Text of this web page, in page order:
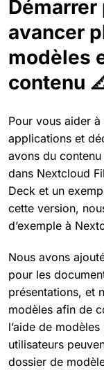
Démarrer
avancer
modèles
contenu
Pour vous aider
applications et
avons du
dans Nextcloud
Deck et un
cette version,
d’exemple à
Nous avons
pour les
présentations, et
modèles afin de
l’aide de
utilisateurs
dossier de